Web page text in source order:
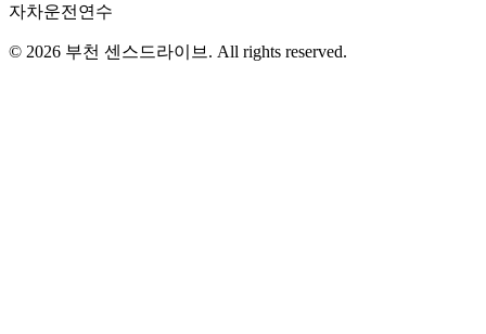
자차운전연수
© 2026 부천 센스드라이브 . All rights reserved.